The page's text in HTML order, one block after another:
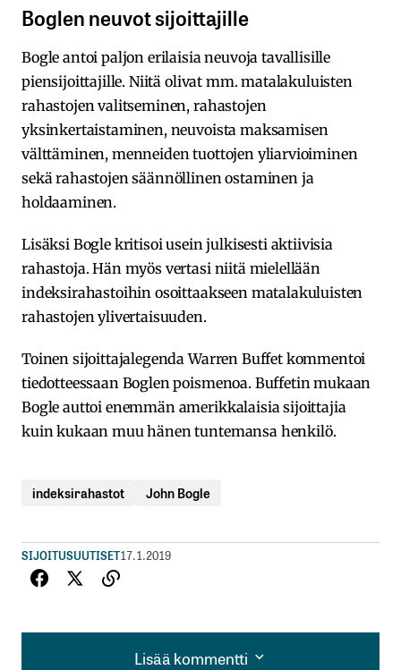
Boglen neuvot sijoittajille
Bogle antoi paljon erilaisia neuvoja tavallisille
piensijoittajille. Niitä olivat mm. matalakuluisten
rahastojen valitseminen, rahastojen
yksinkertaistaminen, neuvoista maksamisen
välttäminen, menneiden tuottojen yliarvioiminen
sekä rahastojen säännöllinen ostaminen ja
holdaaminen.
Lisäksi Bogle kritisoi usein julkisesti aktiivisia
rahastoja. Hän myös vertasi niitä mielellään
indeksirahastoihin osoittaakseen matalakuluisten
rahastojen ylivertaisuuden.
Toinen sijoittajalegenda Warren Buffet kommentoi
tiedotteessaan Boglen poismenoa. Buffetin mukaan
Bogle auttoi enemmän amerikkalaisia sijoittajia
kuin kukaan muu hänen tuntemansa henkilö.
indeksirahastot John Bogle
SIJOITUSUUTISET17.1.2019
Lisää kommentti